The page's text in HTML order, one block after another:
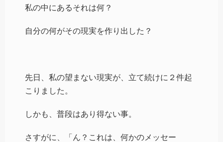
私の中にあるそれは何？
自分の何がその現実を作り出した？
先日、私の望まない現実が、立て続けに２件起
こりました。
しかも、普段はあり得ない事。
さすがに、「ん？これは、何かのメッセー